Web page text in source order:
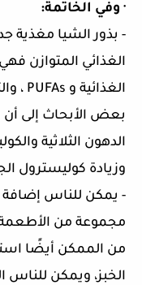
· وفي الخاتمة:
- بذور الشيا مغذية
الغذائي المتوازن
الغذائية و PUFAs ،
بعض الأبحاث إلى
الدهون الثلاثية
وزيادة كوليسترول
- يمكن للناس إضافة
مجموعة من الأطعمة
من الممكن أيضًا
الخبز، ويمكن للناس